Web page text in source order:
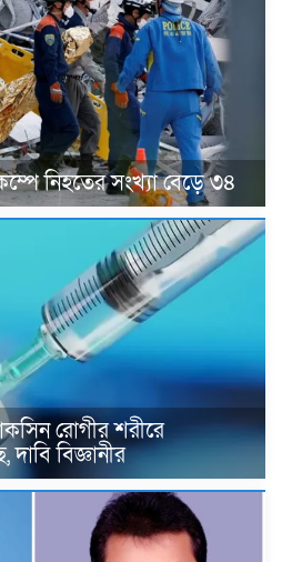
নিহতের সংখ্যা বেড়ে ৩৪
রোগীর শরীরে
বিজ্ঞানীর